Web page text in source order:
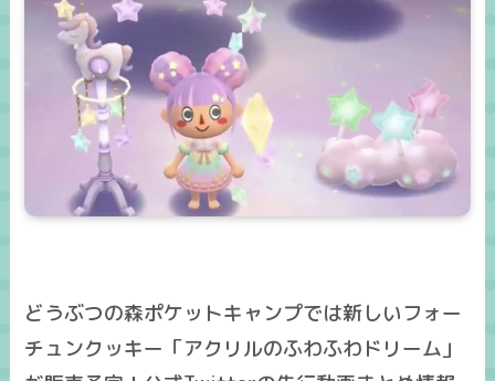
どうぶつの森ポケットキャンプでは新しいフォー
チュンクッキー「アクリルのふわふわドリーム」